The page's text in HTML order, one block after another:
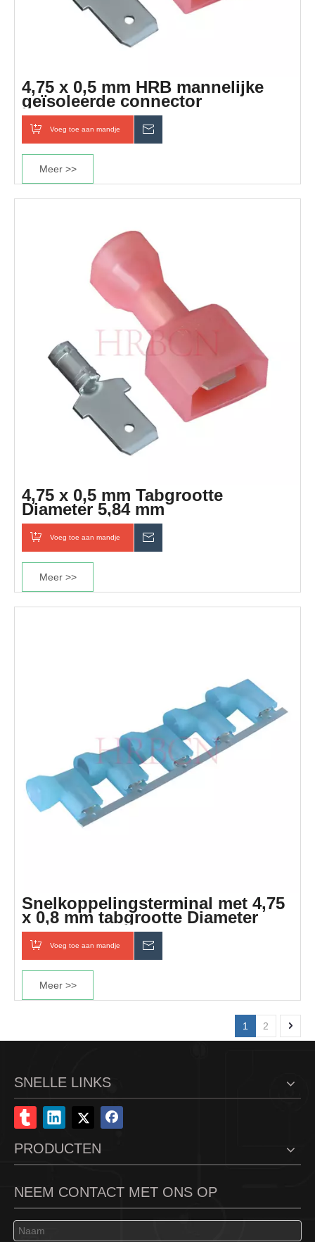
4,75 x 0,5 mm HRB mannelijke
geïsoleerde connector
Voeg toe aan mandje
Meer >>
4,75 x 0,5 mm Tabgrootte
Diameter 5,84 mm
Snelkoppelingsterminal met
nylonVoeg toe aan mandje
Meer >>
Snelkoppelingsterminal met 4,75
x 0,8 mm tabgrootte Diameter
6,60 mm
Voeg toe aan mandje
Meer >>
1 2
SNELLE LINKS
PRODUCTEN
NEEM CONTACT MET ONS OP